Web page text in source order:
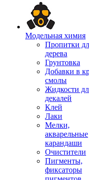
Модельная химия
Пропитки
дерева
Грунтовка
Добавки в
смолы
Жидкости
декалей
Клей
Лаки
Мелки,
акварельные
карандаши
Очистители
Пигменты,
фиксаторы